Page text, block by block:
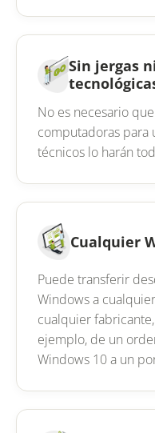
Sin jergas
No es necesario
computadoras para
técnicos lo harán
Cualquier
Puede transferir
Windows a
cualquier
ejemplo, de un
Windows 10 a un